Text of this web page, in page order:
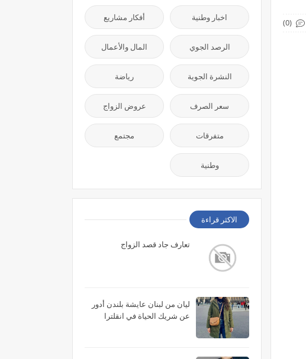
(0) اخبار وطنية أفكار مشاريع
الرصد الجوي المال والأعمال
النشرة الجوية رياضة
سعر الصرف عروض الزواج
متفرقات مجتمع
وطنية
الاكثر قراءة
تعارف جاد قصد الزواج
ليان من لبنان عايشة بلندن أدور
عن شريك الحياة في انقلترا